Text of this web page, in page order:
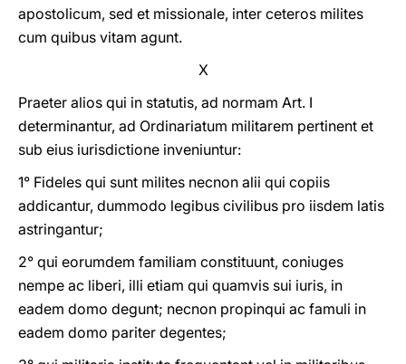
apostolicum, sed et missionale, inter ceteros milites
cum quibus vitam agunt.
X
Praeter alios qui in statutis, ad normam Art. I
determinantur, ad Ordinariatum militarem pertinent et
sub eius iurisdictione inveniuntur:
1° Fideles qui sunt milites necnon alii qui copiis
addicantur, dummodo legibus civilibus pro iisdem latis
astringantur;
2° qui eorumdem familiam constituunt, coniuges
nempe ac liberi, illi etiam qui quamvis sui iuris, in
eadem domo degunt; necnon propinqui ac famuli in
eadem domo pariter degentes;